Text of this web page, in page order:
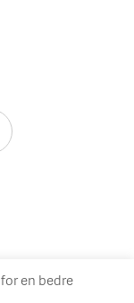
en bedre